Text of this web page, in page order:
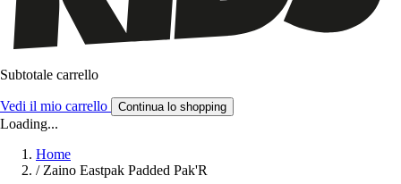
Subtotale carrello
Vedi il mio carrello Continua lo shopping
Loading...
Home
/ Zaino Eastpak Padded Pak'R